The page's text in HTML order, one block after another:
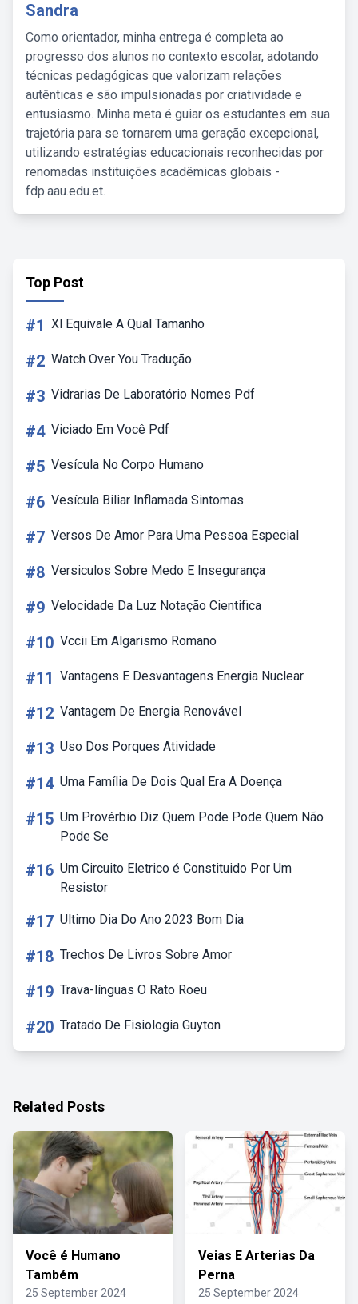
Sandra
Como orientador, minha entrega é completa ao
progresso dos alunos no contexto escolar, adotando
técnicas pedagógicas que valorizam relações
autênticas e são impulsionadas por criatividade e
entusiasmo. Minha meta é guiar os estudantes em sua
trajetória para se tornarem uma geração excepcional,
utilizando estratégias educacionais reconhecidas por
renomadas instituições acadêmicas globais -
fdp.aau.edu.et.
Top Post
#1 Xl Equivale A Qual Tamanho
#2 Watch Over You Tradução
#3 Vidrarias De Laboratório Nomes Pdf
#4 Viciado Em Você Pdf
#5 Vesícula No Corpo Humano
#6 Vesícula Biliar Inflamada Sintomas
#7 Versos De Amor Para Uma Pessoa Especial
#8 Versiculos Sobre Medo E Insegurança
#9 Velocidade Da Luz Notação Cientifica
#10 Vccii Em Algarismo Romano
#11 Vantagens E Desvantagens Energia Nuclear
#12 Vantagem De Energia Renovável
#13 Uso Dos Porques Atividade
#14 Uma Família De Dois Qual Era A Doença
#15 Um Provérbio Diz Quem Pode Pode Quem Não
Pode Se
#16 Um Circuito Eletrico é Constituido Por Um
Resistor
#17 Ultimo Dia Do Ano 2023 Bom Dia
#18 Trechos De Livros Sobre Amor
#19 Trava-línguas O Rato Roeu
#20 Tratado De Fisiologia Guyton
Related Posts
Você é Humano
Também
25 September 2024
Veias E Arterias Da
Perna
25 September 2024